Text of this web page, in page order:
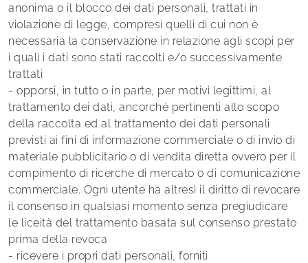
anonima o il blocco dei dati personali, trattati in
violazione di legge, compresi quelli di cui non è
necessaria la conservazione in relazione agli scopi per
i quali i dati sono stati raccolti e/o successivamente
trattati
- opporsi, in tutto o in parte, per motivi legittimi, al
trattamento dei dati, ancorché pertinenti allo scopo
della raccolta ed al trattamento dei dati personali
previsti ai fini di informazione commerciale o di invio di
materiale pubblicitario o di vendita diretta ovvero per il
compimento di ricerche di mercato o di comunicazione
commerciale. Ogni utente ha altresì il diritto di revocare
il consenso in qualsiasi momento senza pregiudicare
le liceità del trattamento basata sul consenso prestato
prima della revoca
- ricevere i propri dati personali, forniti